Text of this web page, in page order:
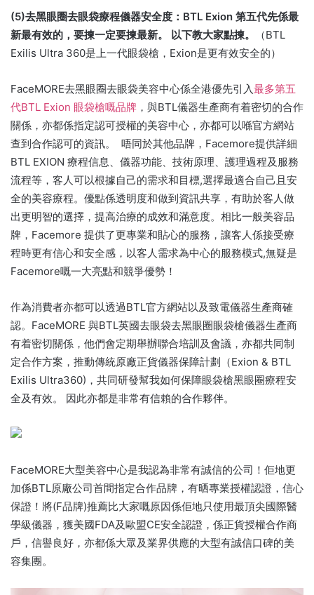
(5)去黑眼圈去眼袋療程儀器安全度：BTL Exion 第五代先係最
新最有效的，要揀一定要揀最新。 以下教大家點揀。
（BTL
Exilis Ultra 360是上一代眼袋槍，Exion是更有效安全的）
FaceMORE去黑眼圈去眼袋美容中心係全港優先引入最多第五
代BTL Exion 眼袋槍嘅品牌 ，與BTL儀器生產商有着密切的合作
關係，亦都係指定認可授權的美容中心，亦都可以喺官方網站
查到合作認可的資訊。 唔同於其他品牌，Facemore提供詳細
BTL EXION 療程信息、儀器功能、技術原理、護理過程及服務
流程等，客人可以根據自己的需求和目標,選擇最適合自己且安
全的美容療程。優點係透明度和做到資訊共享，有助於客人做
出更明智的選擇，提高治療的成效和滿意度。相比一般美容品
牌，Facemore 提供了更專業和貼心的服務，讓客人係接受療
程時更有信心和安全感，以客人需求為中心的服務模式,無疑是
Facemore嘅一大亮點和競爭優勢！
作為消費者亦都可以透過BTL官方網站以及致電儀器生產商確
認。FaceMORE 與BTL英國去眼袋去黑眼圈眼袋槍儀器生產商
有着密切關係，他們會定期舉辦聯合培訓及會議，亦都共同制
定合作方案，推動傳統原廠正貨儀器保障計劃（Exion & BTL
Exilis Ultra360)，共同研發幫我如何保障眼袋槍黑眼圈療程安
全及有效。 因此亦都是非常有信賴的合作夥伴。
FaceMORE大型美容中心是我認為非常有誠信的公司！佢地更
加係BTL原廠公司首間指定合作品牌，有晒專業授權認證，信心
保證！將(F品牌)推薦比大家嘅原因係佢地只使用最頂尖國際醫
學級儀器，獲美國FDA及歐盟CE安全認證，係正貨授權合作商
戶，信譽良好，亦都係大眾及業界供應的大型有誠信口碑的美
容集團。